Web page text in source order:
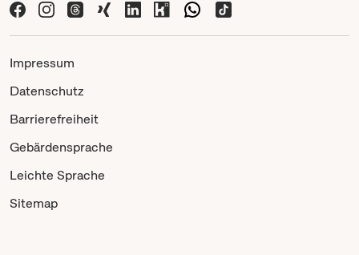
Impressum
Datenschutz
Barrierefreiheit
Gebärdensprache
Leichte Sprache
Sitemap